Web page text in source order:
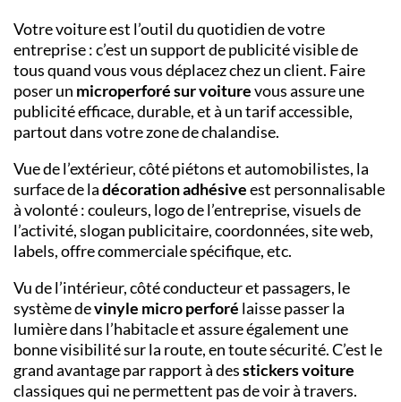
Votre voiture est l’outil du quotidien de votre
entreprise : c’est un support de publicité visible de
tous quand vous vous déplacez chez un client. Faire
poser un microperforé sur voiturevous assure une
publicité efficace, durable, et à un tarif accessible,
partout dans votre zone de chalandise.
Vue de l’extérieur, côté piétons et automobilistes, la
surface de ladécoration adhésiveest personnalisable
à volonté : couleurs, logo de l’entreprise, visuels de
l’activité, slogan publicitaire, coordonnées, site web,
labels, offre commerciale spécifique, etc.
Vu de l’intérieur, côté conducteur et passagers, le
système devinyle micro perforé laisse passer la
lumière dans l’habitacle et assure également une
bonne visibilité sur la route, en toute sécurité. C’est le
grand avantage par rapport à desstickers voiture
classiques qui ne permettent pas de voir à travers.